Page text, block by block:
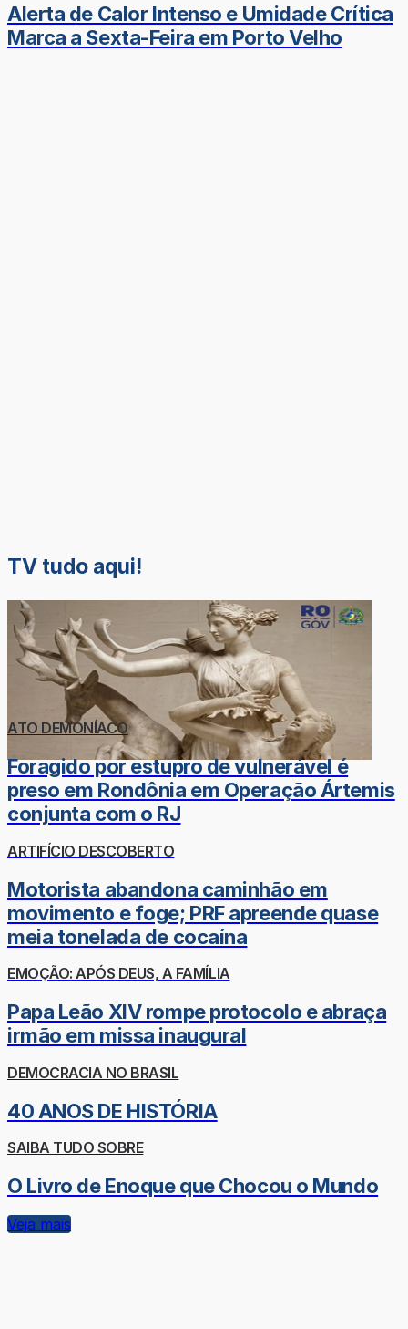
Alerta de Calor Intenso e Umidade Crítica
Marca a Sexta-Feira em Porto Velho
TV tudo aqui!
ATO DEMONÍACO
Foragido por estupro de vulnerável é
preso em Rondônia em Operação Ártemis
conjunta com o RJ
ARTIFÍCIO DESCOBERTO
Motorista abandona caminhão em
movimento e foge; PRF apreende quase
meia tonelada de cocaína
EMOÇÃO: APÓS DEUS, A FAMÍLIA
Papa Leão XIV rompe protocolo e abraça
irmão em missa inaugural
DEMOCRACIA NO BRASIL
40 ANOS DE HISTÓRIA
SAIBA TUDO SOBRE
O Livro de Enoque que Chocou o Mundo
Veja mais